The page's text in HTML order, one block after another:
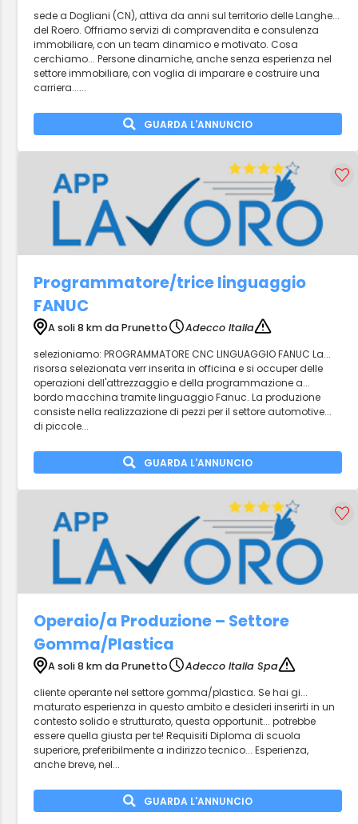
sede a Dogliani (CN), attiva da anni sul territorio delle Langhe...
del Roero. Offriamo servizi di compravendita e consulenza
immobiliare, con un team dinamico e motivato. Cosa
cerchiamo... Persone dinamiche, anche senza esperienza nel
settore immobiliare, con voglia di imparare e costruire una
carriera......
GUARDA L'ANNUNCIO
Programmatore/trice linguaggio
FANUC
A soli 8 km da Prunetto
Adecco Italia
selezioniamo: PROGRAMMATORE CNC LINGUAGGIO FANUC La...
risorsa selezionata verr inserita in officina e si occuper delle
operazioni dell'attrezzaggio e della programmazione a...
bordo macchina tramite linguaggio Fanuc. La produzione
consiste nella realizzazione di pezzi per il settore automotive...
di piccole...
GUARDA L'ANNUNCIO
Operaio/a Produzione – Settore
Gomma/Plastica
A soli 8 km da Prunetto
Adecco Italia Spa
cliente operante nel settore gomma/plastica. Se hai gi...
maturato esperienza in questo ambito e desideri inserirti in un
contesto solido e strutturato, questa opportunit... potrebbe
essere quella giusta per te! Requisiti Diploma di scuola
superiore, preferibilmente a indirizzo tecnico... Esperienza,
anche breve, nel...
GUARDA L'ANNUNCIO